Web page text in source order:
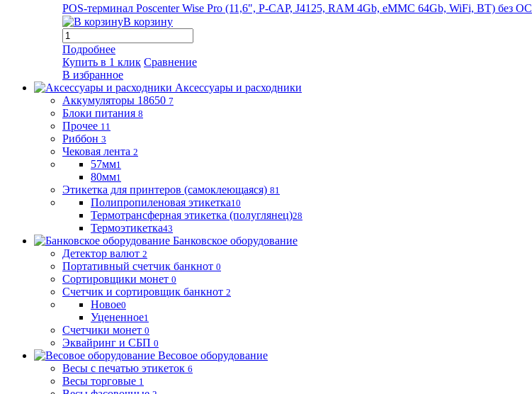
POS-терминал Poscenter Wise Pro (11,6", P-CAP, J4125, RAM 4Gb, eMMC 64Gb, WiFi, BT) без ОС
В корзину
Подробнее
Купить в 1 клик Сравнение
В избранное
Аксессуары и расходники
Аккумуляторы 18650 7
Блоки питания 8
Прочее 11
Риббон 3
Чековая лента 2
57мм1
80мм1
Этикетка для принтеров (самоклеющаяся) 81
Полипропиленовая этикетка10
Термотрансферная этикетка (полуглянец)28
Термоэтикетка43
Банковское оборудование
Детектор валют 2
Портативный счетчик банкнот 0
Сортировщики монет 0
Счетчик и сортировщик банкнот 2
Новое0
Уцененное1
Счетчики монет 0
Эквайринг и СБП 0
Весовое оборудование
Весы с печатью этикеток 6
Весы торговые 1